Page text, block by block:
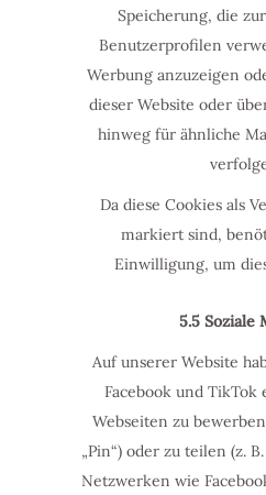
Speicherung, die
Benutzerprofilen
Werbung anzuzeigen
dieser Website oder
hinweg für ähnliche
Da diese Cookies als
markiert sind,
Einwilligung, um
5.5 Soziale
Auf unserer Website
Facebook und TikTok
Webseiten zu
„Pin“) oder zu teilen (z.
Netzwerken wie